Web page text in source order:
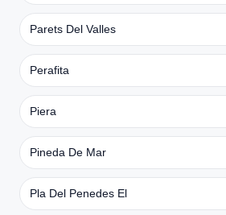
Parets Del Valles
Perafita
Piera
Pineda De Mar
Pla Del Penedes El